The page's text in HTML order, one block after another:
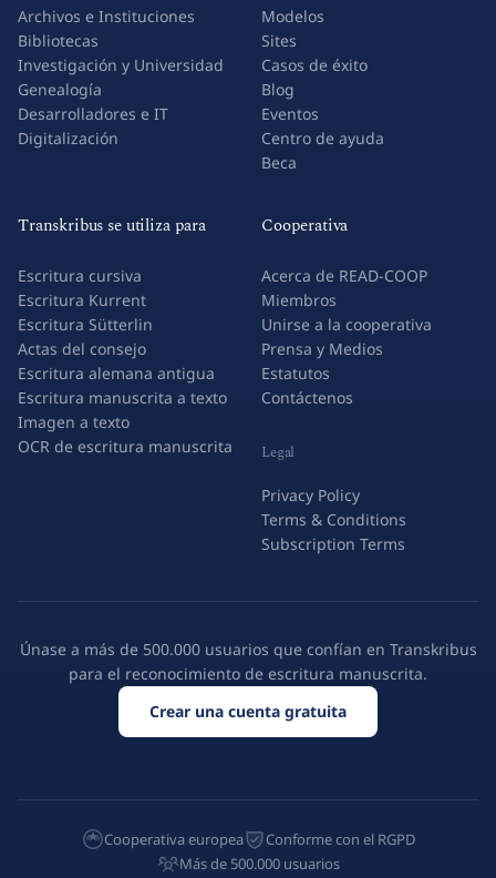
Archivos e Instituciones
Bibliotecas
Investigación y Universidad
Genealogía
Desarrolladores e IT
Digitalización
Modelos
Sites
Casos de éxito
Blog
Eventos
Centro de ayuda
Beca
Transkribus se utiliza para
Escritura cursiva
Escritura Kurrent
Escritura Sütterlin
Actas del consejo
Escritura alemana antigua
Escritura manuscrita a texto
Imagen a texto
OCR de escritura manuscrita
Cooperativa
Acerca de READ-COOP
Miembros
Unirse a la cooperativa
Prensa y Medios
Estatutos
Contáctenos
Legal
Privacy Policy
Terms & Conditions
Subscription Terms
Únase a más de 500.000 usuarios que confían en Transkribus
para el reconocimiento de escritura manuscrita.
Crear una cuenta gratuita
Cooperativa europea
Conforme con el RGPD
Más de 500.000 usuarios